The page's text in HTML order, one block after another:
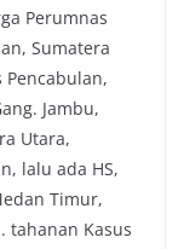
Perumnas
Sumatera
Pencabulan,
Jambu,
Utara,
lalu ada HS,
Timur,
tahanan Kasus